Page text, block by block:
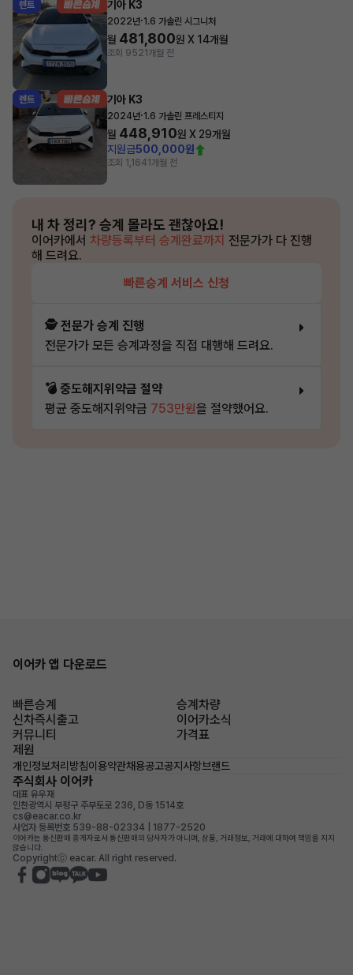
렌트 기아 K3
2022년·1.6 가솔린 시그니처
월 481,800원 X 14개월
조회 9521개월 전
렌트 기아 K3
2024년·1.6 가솔린 프레스티지
월 448,910원 X 29개월
지원금500,000원
조회 1,1641개월 전
내 차 정리? 승계 몰라도 괜찮아요!
이어카에서 차량등록부터 승계완료까지 전문가가 다 진행
해 드려요.
빠른승계 서비스 신청
🕵️ 전문가 승계 진행
전문가가 모든 승계과정을 직접 대행해 드려요.
💣 중도해지위약금 절약
평균 중도해지위약금 753만원을 절약했어요.
이어카 앱 다운로드
빠른승계
승계차량
신차즉시출고
이어카소식
커뮤니티
가격표
제원
개인정보처리방침이용약관채용공고공지사항브랜드
주식회사 이어카
대표 유우재
인천광역시 부평구 주부토로 236, D동 1514호
cs@eacar.co.kr
사업자 등록번호 539-88-02334 | 1877-2520
이어카는 통신판매 중개자로서 통신판매의 당사자가 아니며, 상품, 거래정보, 거래에 대하여 책임을 지지
않습니다.
Copyrightⓒ eacar. All right reserved.